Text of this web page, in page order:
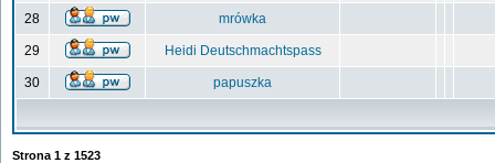
28 mrówka
29 Heidi Deutschmachtspass
30 papuszka
Strona 1 z 1523